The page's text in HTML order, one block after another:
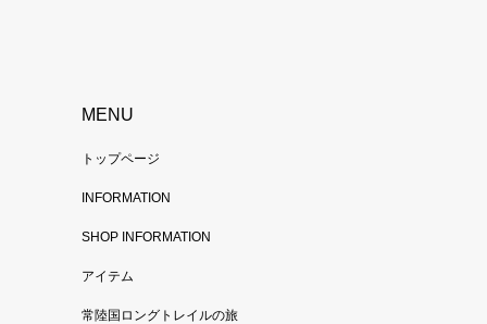
MENU
トップページ
INFORMATION
SHOP INFORMATION
アイテム
常陸国ロングトレイルの旅